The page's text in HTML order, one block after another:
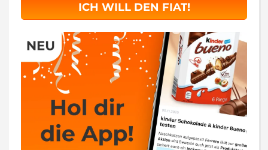
ICH WILL DEN FIAT!